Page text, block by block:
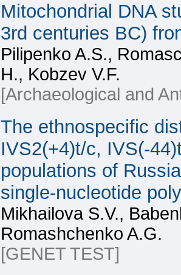
Mitochondrial DNA
3rd centuries BC)
Pilipenko A.S.,
H., Kobzev V.F.
[Archaeological and
The ethnospecific
IVS2(+4)t/c, IVS(-
populations of
single-nucleotide
Mikhailova S.V.,
Romashchenko A.G.
[GENET TEST]